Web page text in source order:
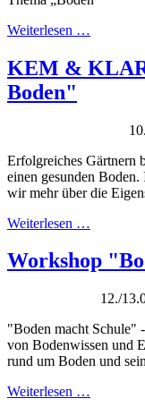
Weiterlesen …
KEM &
Boden"
Erfolgreiches Gärtnern
einen gesunden
wir mehr über die
Weiterlesen …
Workshop
12./
"Boden macht Schule"
von Bodenwissen und
rund um Boden und
Weiterlesen …